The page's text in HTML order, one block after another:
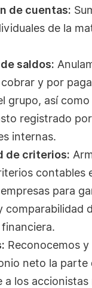
de cuentas:
de la
saldos:
y por
grupo, así
registrado por
internas.
de criterios:
contables
para
comparabilidad
Reconocemos
neto la parte
a los accionistas